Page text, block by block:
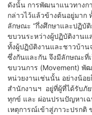
ดังนั้น การพัฒนาแนวทางก
กล่าวไว้แล้วข้างต้นอยู่มาก
ลักษณะ “กึ่งศึกษาและปฏิบั
ขบวนระหว่างผู้ปฏิบัติงานแ
ทั้งผู้ปฏิบัติงานและชาวบ้า
ซึ่งกันและกัน จึงมีลักษณะที่
ขบวนการ (Movement) พั
หน่วยงานเช่นนั้น อย่างน้อ
สำนักงานฯ อยู่ที่ผู้ที่ได้รับภั
ทุกข์ และ ผ่อนปรนปัญหาเฉ
เหตุการณ์เข้าสู่ภาวะปรกติ